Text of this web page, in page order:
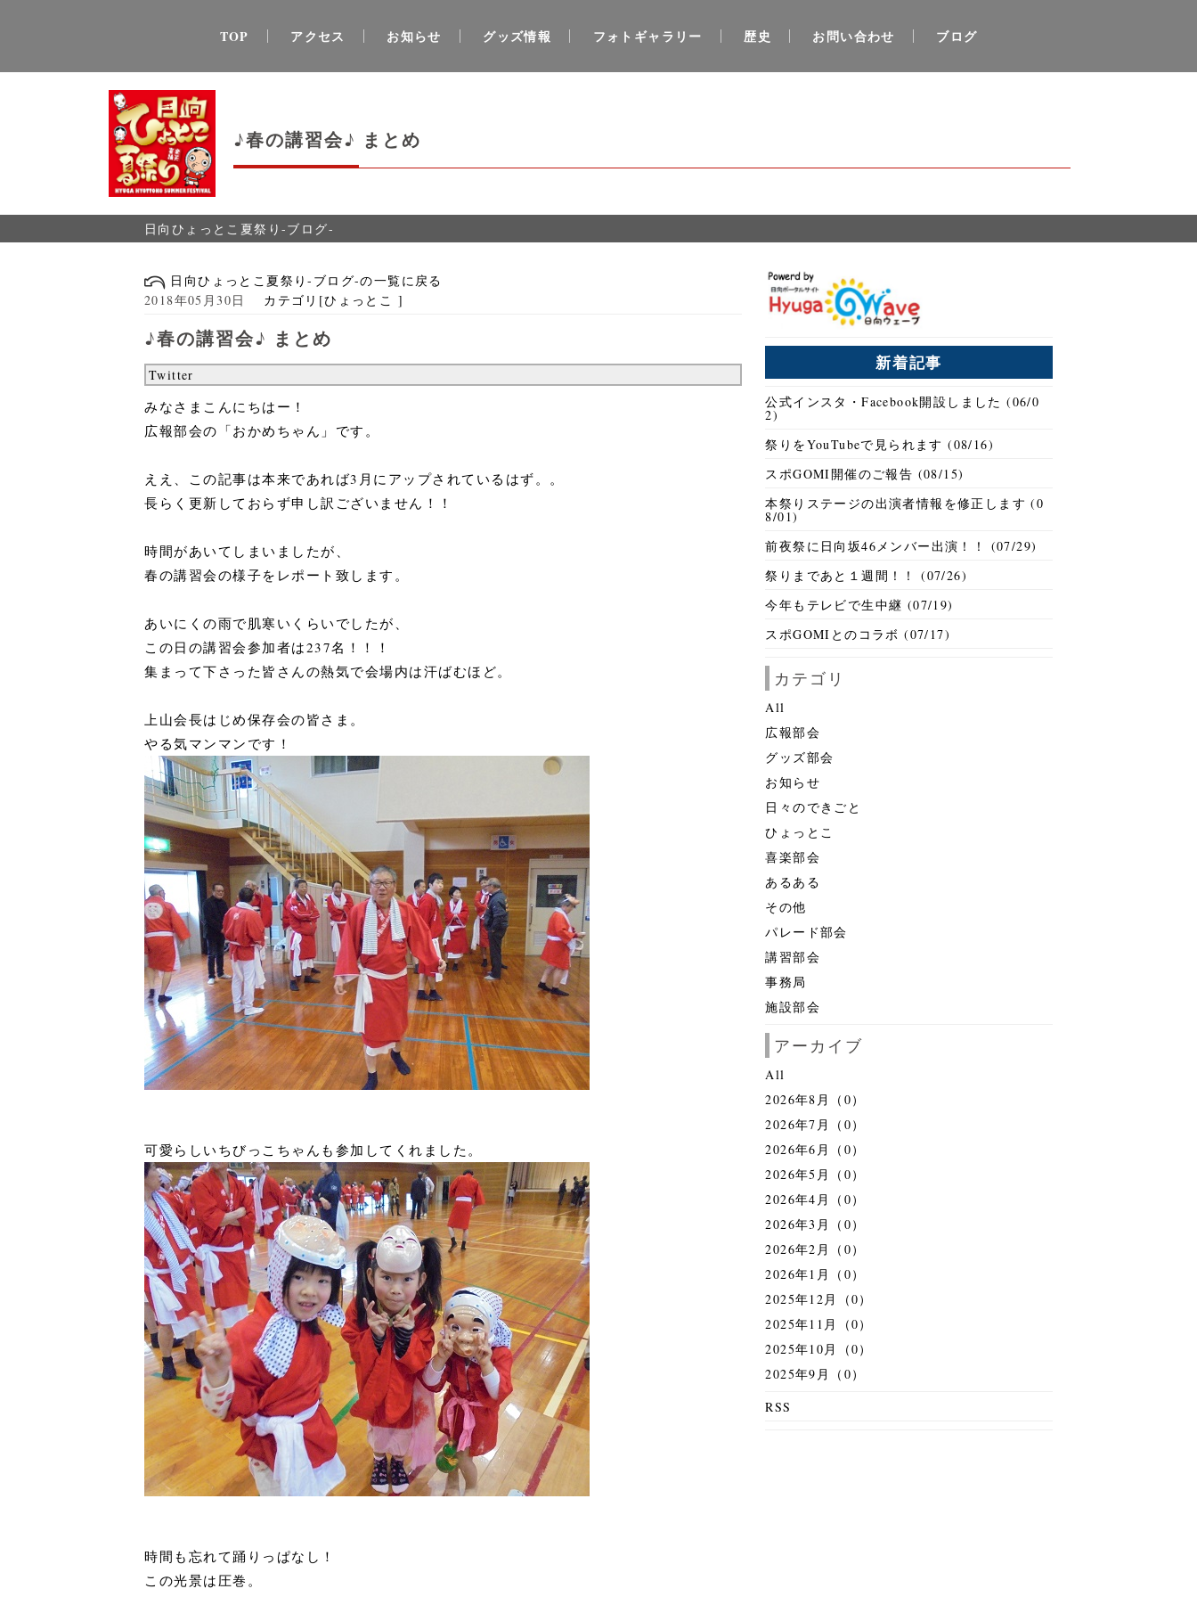
TOP アクセス お知らせ グッズ情報 フォトギャラリー 歴史 お問い合わせ ブログ
♪春の講習会♪ まとめ
日向ひょっとこ夏祭り-ブログ-
日向ひょっとこ夏祭り-ブログ-の一覧に戻る
2018年05月30日
カテゴリ[ひょっとこ ]
♪春の講習会♪ まとめ
Twitter
みなさまこんにちはー！
広報部会の「おかめちゃん」です。
ええ、この記事は本来であれば3月にアップされているはず。。
長らく更新しておらず申し訳ございません！！
時間があいてしまいましたが、
春の講習会の様子をレポート致します。
あいにくの雨で肌寒いくらいでしたが、
この日の講習会参加者は237名！！！
集まって下さった皆さんの熱気で会場内は汗ばむほど。
上山会長はじめ保存会の皆さま。
やる気マンマンです！
可愛らしいちびっこちゃんも参加してくれました。
時間も忘れて踊りっぱなし！
この光景は圧巻。
新着記事
公式インスタ・Facebook開設しました (06/0
2)
祭りをYouTubeで見られます (08/16)
スポGOMI開催のご報告 (08/15)
本祭りステージの出演者情報を修正します (0
8/01)
前夜祭に日向坂46メンバー出演！！ (07/29)
祭りまであと１週間！！ (07/26)
今年もテレビで生中継 (07/19)
スポGOMIとのコラボ (07/17)
カテゴリ
All
広報部会
グッズ部会
お知らせ
日々のできごと
ひょっとこ
喜楽部会
あるある
その他
パレード部会
講習部会
事務局
施設部会
アーカイブ
All
2026年8月（0）
2026年7月（0）
2026年6月（0）
2026年5月（0）
2026年4月（0）
2026年3月（0）
2026年2月（0）
2026年1月（0）
2025年12月（0）
2025年11月（0）
2025年10月（0）
2025年9月（0）
RSS